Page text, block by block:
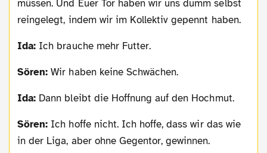
müssen. Und Euer Tor haben wir uns dumm selbst
reingelegt, indem wir im Kollektiv gepennt haben.
Ida: Ich brauche mehr Futter.
Sören: Wir haben keine Schwächen.
Ida: Dann bleibt die Hoffnung auf den Hochmut.
Sören: Ich hoffe nicht. Ich hoffe, dass wir das wie
in der Liga, aber ohne Gegentor, gewinnen.